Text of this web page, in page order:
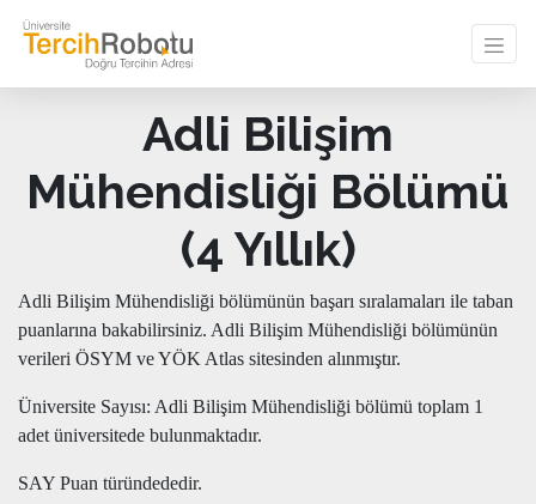
Adli Bilişim
Mühendisliği Bölümü
(4 Yıllık)
Adli Bilişim Mühendisliği bölümünün başarı sıralamaları ile taban
puanlarına bakabilirsiniz. Adli Bilişim Mühendisliği bölümünün
verileri ÖSYM ve YÖK Atlas sitesinden alınmıştır.
Üniversite Sayısı: Adli Bilişim Mühendisliği bölümü toplam 1
adet üniversitede bulunmaktadır.
SAY Puan türündededir.